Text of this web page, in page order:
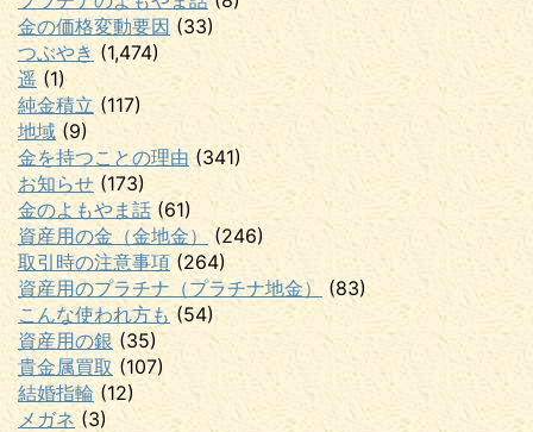
金の価格変動要因 (33)
つぶやき (1,474)
遥 (1)
純金積立 (117)
地域 (9)
金を持つことの理由 (341)
お知らせ (173)
金のよもやま話 (61)
資産用の金（金地金） (246)
取引時の注意事項 (264)
資産用のプラチナ（プラチナ地金）
(83)
こんな使われ方も (54)
資産用の銀 (35)
貴金属買取 (107)
結婚指輪 (12)
メガネ(3)